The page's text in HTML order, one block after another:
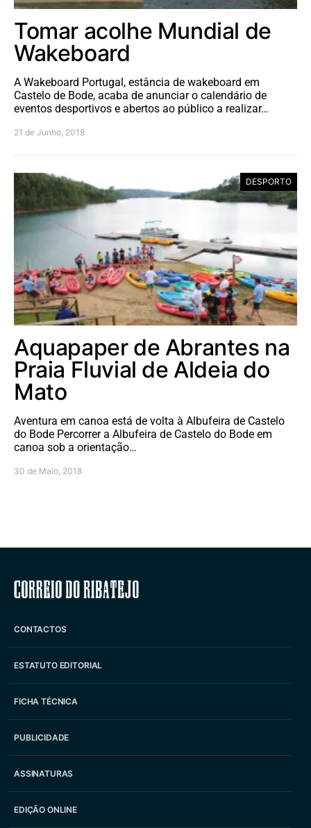
Tomar acolhe Mundial de
Wakeboard
A Wakeboard Portugal, estância de wakeboard em
Castelo de Bode, acaba de anunciar o calendário de
eventos desportivos e abertos ao público a realizar…
21 de Junho, 2018
DESPORTO
Aquapaper de Abrantes na
Praia Fluvial de Aldeia do
Mato
Aventura em canoa está de volta à Albufeira de Castelo
do Bode Percorrer a Albufeira de Castelo do Bode em
canoa sob a orientação…
30 de Maio, 2018
Correio do Ribatejo
CONTACTOS
ESTATUTO EDITORIAL
FICHA TÉCNICA
PUBLICIDADE
ASSINATURAS
EDIÇÃO ONLINE